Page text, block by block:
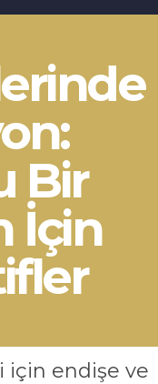
Bir
İçin
için endişe ve